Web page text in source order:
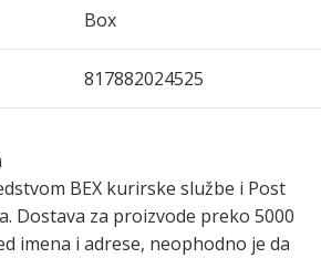
Box
817882024525
BEX kurirske službe i Post
Dostava za proizvode preko 5000
imena i adrese, neophodno je da